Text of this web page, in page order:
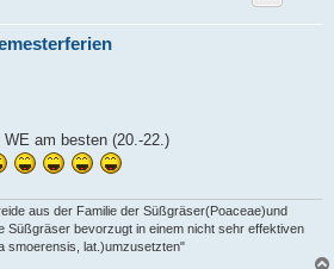
am besten (20.-22.)
aus der Familie der Süßgräser(Poaceae)und
Süßgräser bevorzugt in einem nicht sehr effektiven
smoerensis, lat.)umzusetzten"